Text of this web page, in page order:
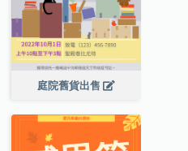
庭院舊貨出售